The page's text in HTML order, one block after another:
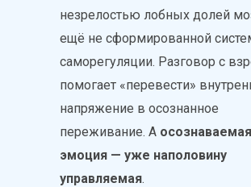
незрелостью лобных долей
ещё не сформированной
саморегуляции. Разговор с
помогает «перевести»
напряжение в осознанное
переживание. А осознаваемая
эмоция — уже наполовину
управляемая.